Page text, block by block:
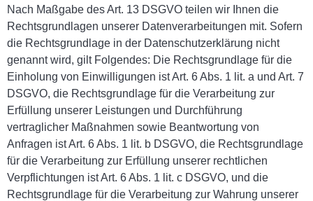
Nach Maßgabe des Art. 13 DSGVO teilen wir Ihnen die
Rechtsgrundlagen unserer Datenverarbeitungen mit. Sofern
die Rechtsgrundlage in der Datenschutzerklärung nicht
genannt wird, gilt Folgendes: Die Rechtsgrundlage für die
Einholung von Einwilligungen ist Art. 6 Abs. 1 lit. a und Art. 7
DSGVO, die Rechtsgrundlage für die Verarbeitung zur
Erfüllung unserer Leistungen und Durchführung
vertraglicher Maßnahmen sowie Beantwortung von
Anfragen ist Art. 6 Abs. 1 lit. b DSGVO, die Rechtsgrundlage
für die Verarbeitung zur Erfüllung unserer rechtlichen
Verpflichtungen ist Art. 6 Abs. 1 lit. c DSGVO, und die
Rechtsgrundlage für die Verarbeitung zur Wahrung unserer